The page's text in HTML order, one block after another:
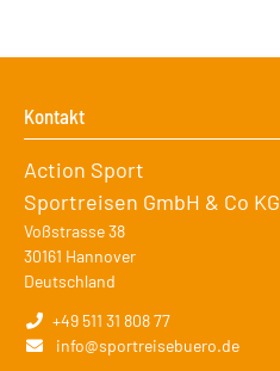
Kontakt
Action Sport
Sportreisen GmbH & Co KG
Voßstrasse 38
30161 Hannover
Deutschland
+49 511 31 808 77
info@sportreisebuero.de